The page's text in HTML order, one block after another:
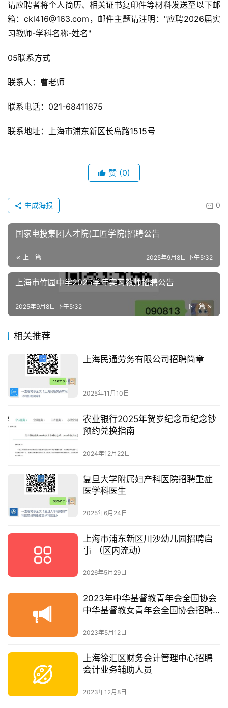
请应聘者将个人简历、相关证书复印件等材料发送至以下邮
箱：ckl416@163.com，邮件主题请注明："应聘2026届实
习教师-学科名称-姓名"
05联系方式
联系人：曹老师
联系电话：021-68411875
联系地址：上海市浦东新区长岛路1515号
赞 (0)
0
生成海报
国家电投集团人才院(工匠学院)招聘公告
上一篇 2025年9月8日 下午5:32
上海市竹园中学2025学年实习教师招聘公告
下一篇
2025年9月8日 下午5:32
相关推荐
上海民通劳务有限公司招聘简章
2025年11月10日
农业银行2025年贺岁纪念币纪念钞
预约兑换指南
2024年12月22日
复旦大学附属妇产科医院招聘重症
医学科医生
2025年6月24日
上海市浦东新区川沙幼儿园招聘启
事 （区内流动）
2026年5月29日
2023年中华基督教青年会全国协会
中华基督教女青年会全国协会招聘
2023年5月12日
上海徐汇区财务会计管理中心招聘
会计业务辅助人员
2023年12月8日